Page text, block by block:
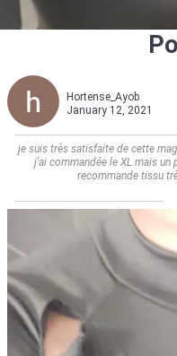
Hortense_Ayob
January 12, 2021
je suis très satisfaite de cette
j'ai commandée le XL mais
recommande tissu